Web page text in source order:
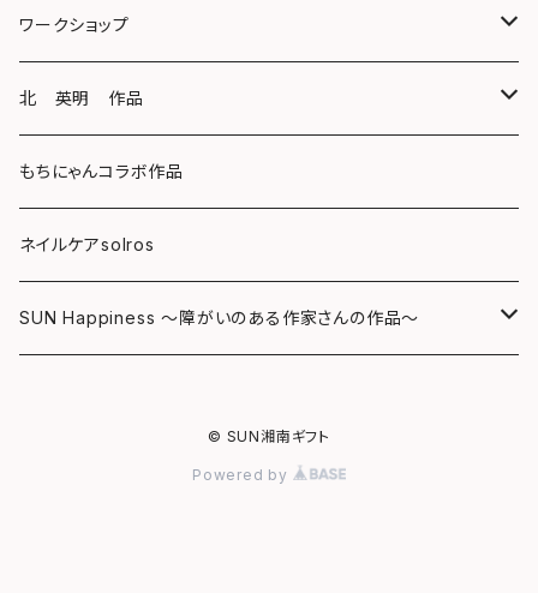
スマホケース
キーホルダー
バッグ
Tシャツ
ミラー
クリアファイル
ボールペン
キーホルダー
マグネット
シール
ワークショップ
海レジンアートボード
レジンチャーム
サンキャッチャー
北 英明 作品
ポストカード
もちにゃんコラボ作品
ネイルケアsolros
SUN Happiness ～障がいのある作家さんの作品～
© SUN湘南ギフト
Powered by